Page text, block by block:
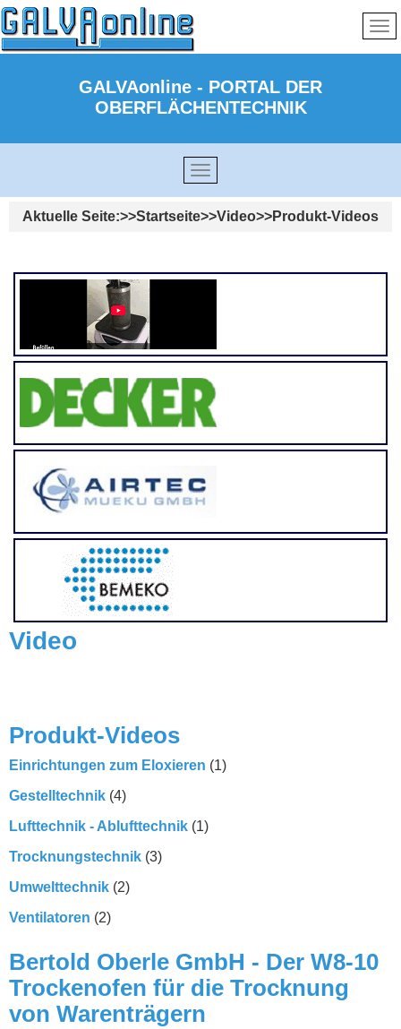
GALVAonline - PORTAL DER
OBERFLÄCHENTECHNIK
Aktuelle Seite: Startseite Video Produkt-Videos
Video
Produkt-Videos
Einrichtungen zum Eloxieren (1)
Gestelltechnik (4)
Lufttechnik - Ablufttechnik (1)
Trocknungstechnik (3)
Umwelttechnik (2)
Ventilatoren (2)
Bertold Oberle GmbH - Der W8-10
Trockenofen für die Trocknung
von Warenträgern